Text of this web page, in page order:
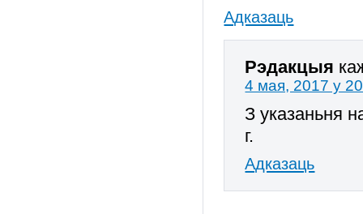
Адказаць
Рэдакцыя
4 мая, 2017 у
З указаньня
г.
Адказаць